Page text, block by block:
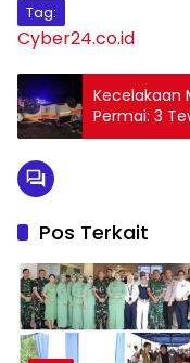
Tag:
Cyber24.co.id
Kecelakaan
Permai: 3
Kabur
Pos Terkait